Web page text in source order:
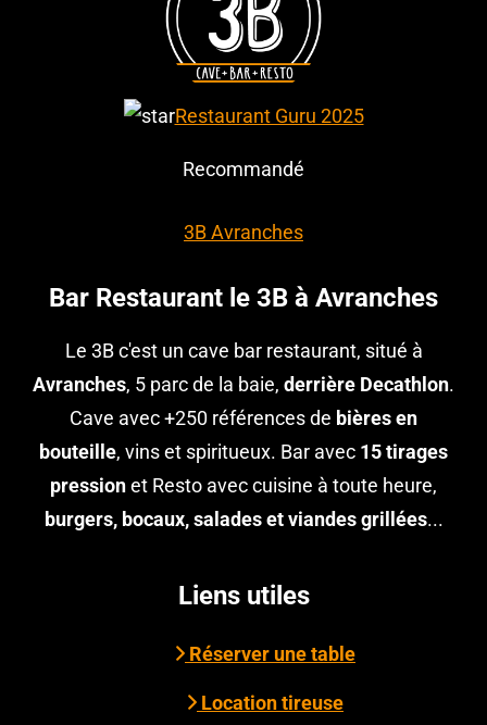
Restaurant Guru 2025
Recommandé
3B Avranches
Bar Restaurant le 3B à Avranches
Le 3B c'est un cave bar restaurant, situé à
Avranches, 5 parc de la baie, derrière Decathlon.
Cave avec +250 références de bières en
bouteille, vins et spiritueux. Bar avec 15 tirages
pressionet Resto avec cuisine à toute heure,
burgers, bocaux, salades et viandes grillées...
Liens utiles
Réserver une table
Location tireuse